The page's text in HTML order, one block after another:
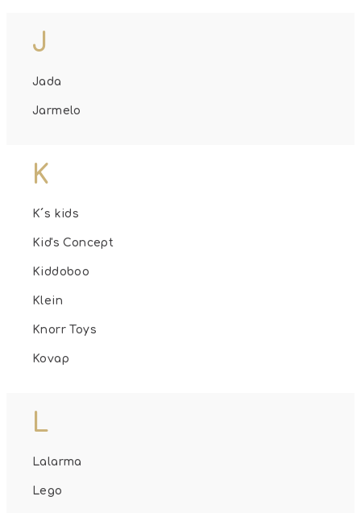
J
Jada
Jarmelo
K
K´s kids
Kid's Concept
Kiddoboo
Klein
Knorr Toys
Kovap
L
Lalarma
Lego